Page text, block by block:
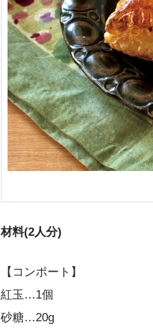
材料(2人分)
【コンポート】
紅玉…1個
砂糖…20g